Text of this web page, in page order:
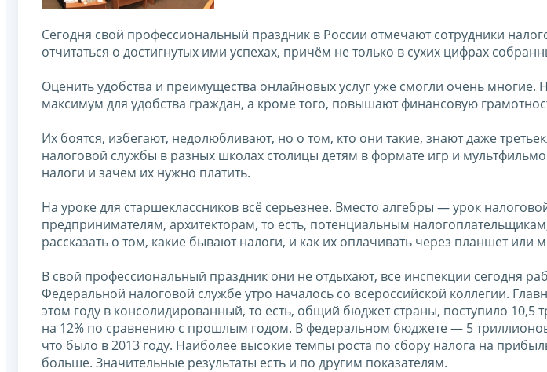
Сегодня свой профессиональный праздник в России отмечают сотрудники
отчитаться о достигнутых ими успехах, причём не только в сухих цифрах
Оценить удобства и преимущества онлайновых услуг уже смогли очень многие.
максимум для удобства граждан, а кроме того, повышают финансовую
Их боятся, избегают, недолюбливают, но о том, кто они такие, знают даже
налоговой службы в разных школах столицы детям в формате игр и
налоги и зачем их нужно платить.
На уроке для старшеклассников всё серьезнее. Вместо алгебры — урок
предпринимателям, архитекторам, то есть, потенциальным
рассказать о том, какие бывают налоги, и как их оплачивать через планшет или
В свой профессиональный праздник они не отдыхают, все инспекции сегодня
Федеральной налоговой службе утро началось со всероссийской коллегии.
этом году в консолидированный, то есть, общий бюджет страны, поступило 10,5
на 12% по сравнению с прошлым годом. В федеральном бюджете — 5
что было в 2013 году. Наиболее высокие темпы роста по сбору налога на
больше. Значительные результаты есть и по другим показателям.